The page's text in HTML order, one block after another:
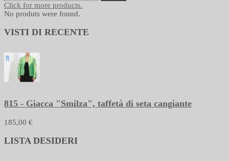
Click for more products.
No produts were found.
VISTI DI RECENTE
815 - Giacca "Smilza", taffetà di seta cangiante
185,00 €
LISTA DESIDERI